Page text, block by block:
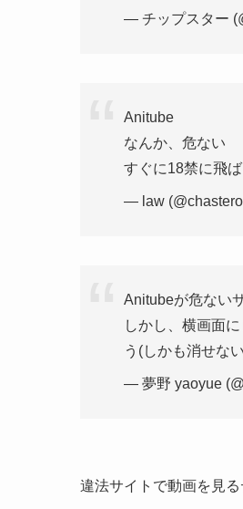
— チップスター
Anitube
なんか、危ない
すぐに18禁に飛
— law
Anitubeが危ない
しかし、横画面
う(しかも消せな
— 夢野 yaoyue
違法サイトで動画を見